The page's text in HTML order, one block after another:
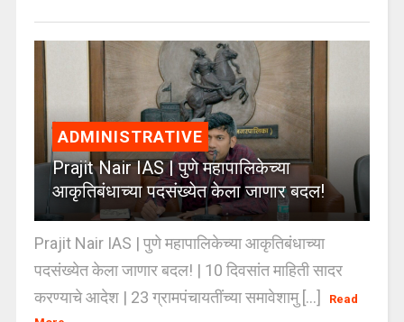
ADMINISTRATIVE
Prajit Nair IAS | पुणे महापालिकेच्या
आकृतिबंधाच्या पदसंख्येत केला जाणार बदल!
Prajit Nair IAS | पुणे महापालिकेच्या आकृतिबंधाच्या
पदसंख्येत केला जाणार बदल! | 10 दिवसांत माहिती सादर
करण्याचे आदेश | 23 ग्रामपंचायतींच्या समावेशामु [...]
Read